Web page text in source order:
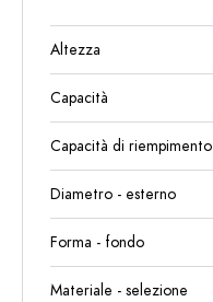
Altezza
Capacità
Capacità di riempimento
Diametro - esterno
Forma - fondo
Materiale - selezione